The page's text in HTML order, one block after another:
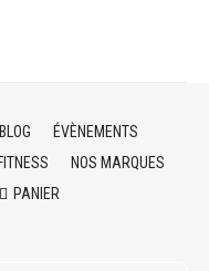
BLOG
ÉVÈNEMENTS
NOS MARQUES
PANIER